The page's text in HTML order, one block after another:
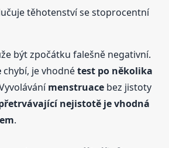
těhotenství se stoprocentní
být zpočátku falešně negativní.
chybí, je vhodnétest po několika
menstruace bez jistoty
nejistotě je vhodná
.